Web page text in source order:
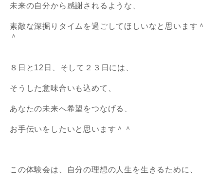
未来の自分から感謝されるような、
素敵な深掘りタイムを過ごしてほしいなと思います＾
＾
８日と12日、そして２３日には、
そうした意味合いも込めて、
あなたの未来へ希望をつなげる、
お手伝いをしたいと思います＾＾
この体験会は、自分の理想の人生を生きるために、